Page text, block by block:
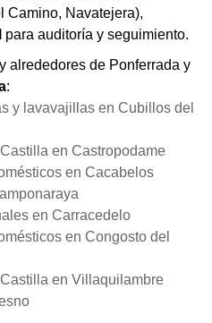
Camino, Navatejera),
para auditoría y seguimiento.
alrededores de Ponferrada y
:
y lavavajillas en Cubillos del
en Castropodame
en Cacabelos
en Carracedelo
en Congosto del
en Villaquilambre